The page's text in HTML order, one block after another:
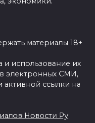
материалы 18+
и использование их
электронных СМИ,
ссылки на
Новости Ру